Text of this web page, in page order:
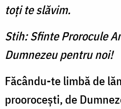
toţi te slăvim.
Stih: Sfinte Prorocule
Dumnezeu pentru noi!
Făcându-te limbă de
prooroceşti, de